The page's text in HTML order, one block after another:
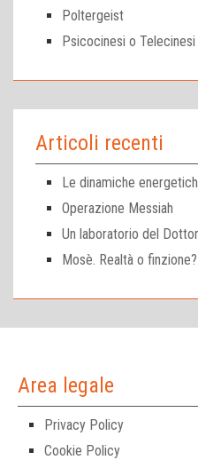
Poltergeist
Psicocinesi o Telecinesi
Articoli recenti
Le dinamiche
Operazione Messiah
Un laboratorio del
Mosè. Realtà o finzione?
Area legale
Privacy Policy
Cookie Policy